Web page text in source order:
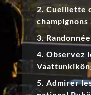
2. Cueillette
3.
4. Observez
5. Admirer